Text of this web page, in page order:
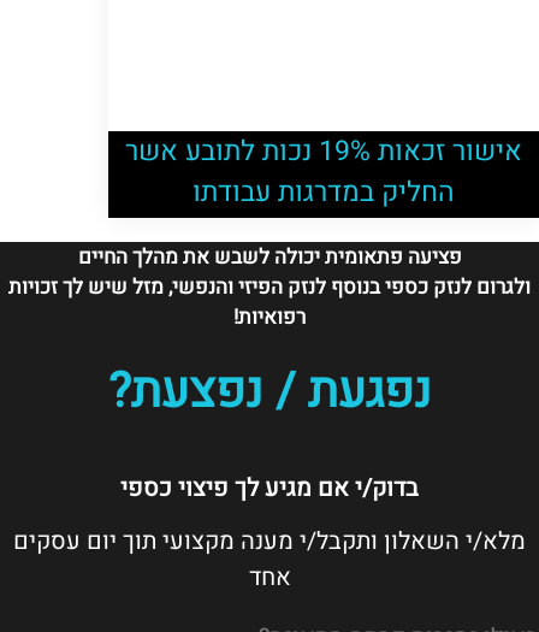
אישור זכאות 19% נכות לתובע אשר
החליק במדרגות עבודתו
פציעה פתאומית יכולה לשבש את מהלך החיים
ולגרום לנזק כספי בנוסף לנזק הפיזי והנפשי, מזל שיש לך זכויות
רפואיות!
נפגעת / נפצעת?
בדוק/י אם מגיע לך פיצוי כספי
מלא/י השאלון ותקבל/י מענה מקצועי תוך יום עסקים
אחד